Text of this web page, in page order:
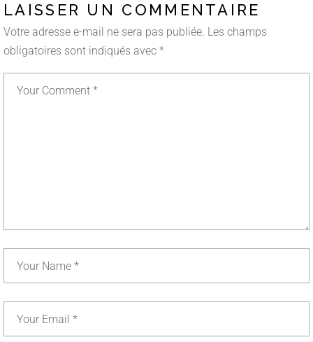
LAISSER UN COMMENTAIRE
Votre adresse e-mail ne sera pas publiée. Les champs
obligatoires sont indiqués avec *